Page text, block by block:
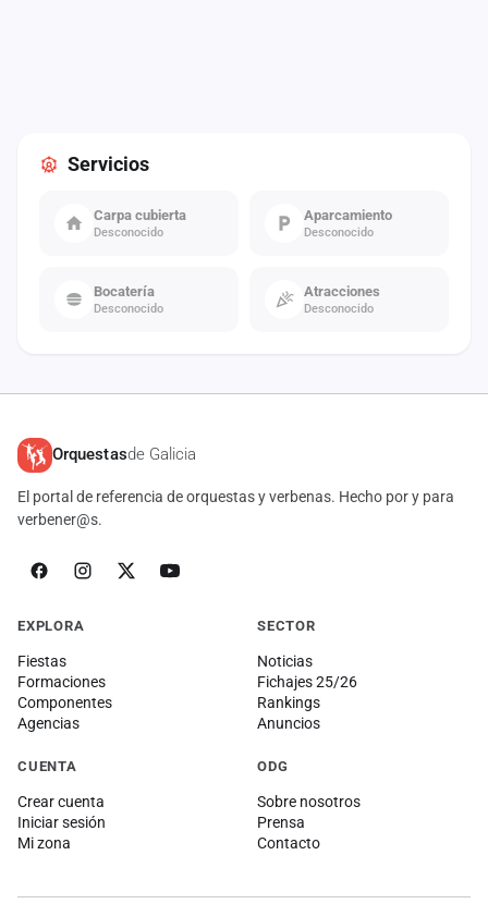
Servicios
Carpa cubierta
Desconocido
Aparcamiento
Desconocido
Bocatería
Desconocido
Atracciones
Desconocido
Orquestasde Galicia
El portal de referencia de orquestas y verbenas. Hecho por y para
verbener@s.
EXPLORA
Fiestas
Formaciones
Componentes
Agencias
SECTOR
Noticias
Fichajes 25/26
Rankings
Anuncios
CUENTA
Crear cuenta
Iniciar sesión
Mi zona
ODG
Sobre nosotros
Prensa
Contacto